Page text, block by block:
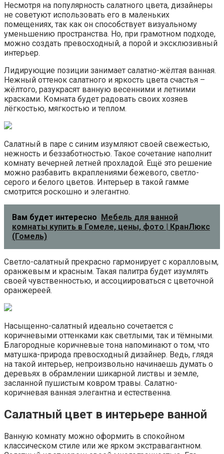
Несмотря на популярность салатного цвета, дизайнеры
не советуют использовать его в маленьких
помещениях, так как он способствует визуальному
уменьшению пространства. Но, при грамотном подходе,
можно создать превосходный, а порой и эксклюзивный
интерьер.
Лидирующие позиции занимает салатно-жёлтая ванная.
Нежный оттенок салатного и яркость цвета счастья –
жёлтого, разукрасят ванную весенними и летними
красками. Комната будет радовать своих хозяев
лёгкостью, мягкостью и теплом.
Салатный в паре с синим изумляют своей свежестью,
нежность и беззаботностью. Такое сочетание наполнит
комнату вечерней летней прохладой. Ещё это решение
можно разбавить вкраплениями бежевого, светло-
серого и белого цветов. Интерьер в такой гамме
смотрится роскошно и элегантно.
Вам будет интересно
Мебель для ванной
комнаты купить в Гомеле, цены, фото | КранЛюкс
(Гомель)
Светло-салатный прекрасно гармонирует с коралловым,
оранжевым и красным. Такая палитра будет изумлять
своей чувственностью, и ассоциироваться с цветочной
оранжереей.
Насыщенно-салатный идеально сочетается с
коричневыми оттенками как светлыми, так и тёмными.
Благородные коричневые тона напоминают о том, что
матушка-природа превосходный дизайнер. Ведь, глядя
на такой интерьер, непроизвольно начинаешь думать о
деревьях в обрамлении шикарной листвы и земле,
засланной пушистым ковром травы. Салатно-
коричневая ванная элегантна и естественна.
Салатный цвет в интерьере ванной
Ванную комнату можно оформить в спокойном
классическом стиле или же ярком экстравагантном.